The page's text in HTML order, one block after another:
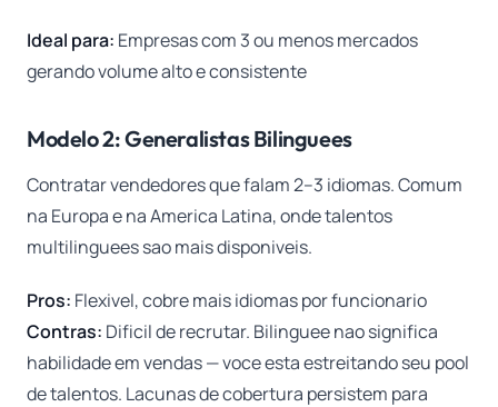
Ideal para: Empresas com 3 ou menos mercados
gerando volume alto e consistente
Modelo 2: Generalistas Bilinguees
Contratar vendedores que falam 2–3 idiomas. Comum
na Europa e na America Latina, onde talentos
multilinguees sao mais disponiveis.
Pros: Flexivel, cobre mais idiomas por funcionario
Contras: Dificil de recrutar. Bilinguee nao significa
habilidade em vendas — voce esta estreitando seu pool
de talentos. Lacunas de cobertura persistem para